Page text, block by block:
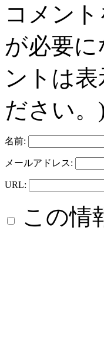
コメン
が必要
ントは
ださい。
名前:
メールアドレス:
URL:
この情